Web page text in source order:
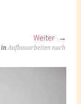
Weiter
inAufbauarbeiten nach